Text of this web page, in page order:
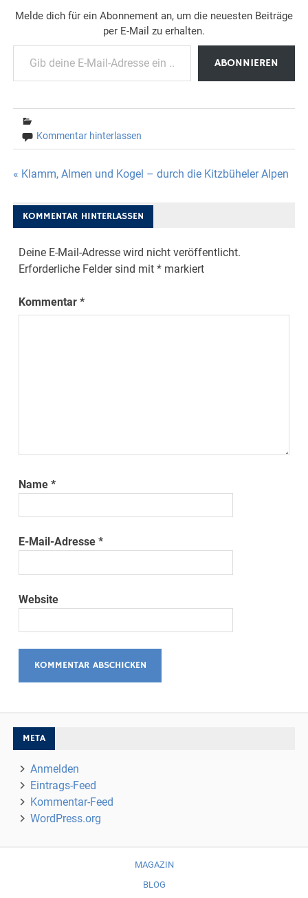
Melde dich für ein Abonnement an, um die neuesten Beiträge
per E-Mail zu erhalten.
Gib deine E-Mail-Adresse ein ...
ABONNIEREN
Kommentar hinterlassen
Beitragsnavigation
« Klamm, Almen und Kogel – durch die Kitzbüheler Alpen
KOMMENTAR HINTERLASSEN
Deine E-Mail-Adresse wird nicht veröffentlicht.
Erforderliche Felder sind mit* markiert
Kommentar*
Name*
E-Mail-Adresse*
Website
META
Anmelden
Eintrags-Feed
Kommentar-Feed
WordPress.org
MAGAZIN
BLOG